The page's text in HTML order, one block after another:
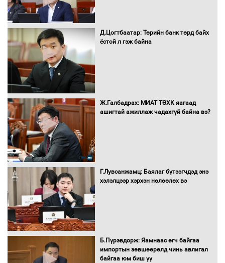
Монгол Улс “COP17”-д “Тал хээрийн
16 төрлийн эмийг нэг эх үүсвэрээс
худалдан авах журмыг баталлаа
шилжиж, найр наадам, зөвлөгөөн,
гадаад томилолтыг хориглолоо
Д.Цогтбаатар: Төрийн банк төрд байх
ёстой л гэж байна
Ж.Галбадрах: МИАТ ТӨХК яагаад
ашигтай ажиллаж чадахгүй байна вэ?
Г.Лувсанжамц: Баялаг бүтээгчдэд энэ
хэлэлцээр хэрхэн нөлөөлөх вэ
Б.Пүрэвдорж: Яамнаас өгч байгаа
импортын зөвшөөрөлд чинь авлигал
байгаа юм биш үү